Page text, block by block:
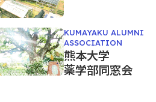
KUMAYAKU ALUMNI
ASSOCIATION
熊本大学
薬学部同窓会